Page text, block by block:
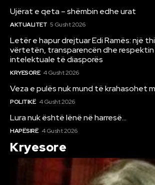
Ujërat e qeta – shëmbin edhe urat
AKTUALITET 5 Gusht 2026
Letër e hapur drejtuar Edi Ramës: një
vërtetën, transparencën dhe respektin
intelektuale të diasporës
KRYESORE 4 Gusht 2026
Veza e pulës nuk mund të krahasohet
POLITIKË 4 Gusht 2026
Lura nuk është lënë në harresë…
HAPËSIRË 4 Gusht 2026
Kryesore